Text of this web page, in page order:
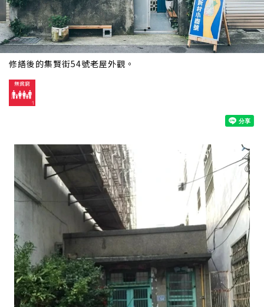
修繕後的集賢街54號老屋外觀。